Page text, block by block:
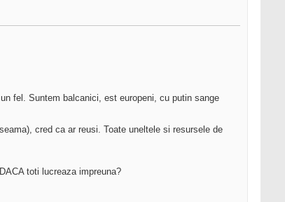
fel. Suntem balcanici, est europeni, cu putin sange
cred ca ar reusi. Toate uneltele si resursele de
toti lucreaza impreuna?